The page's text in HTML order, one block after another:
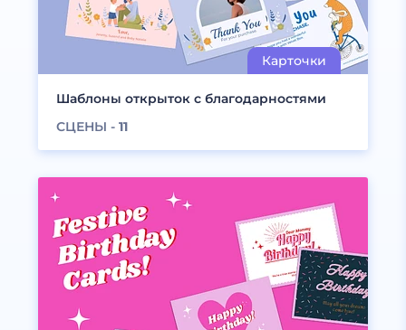
Шаблоны открыток с благодарностями
СЦЕНЫ - 11